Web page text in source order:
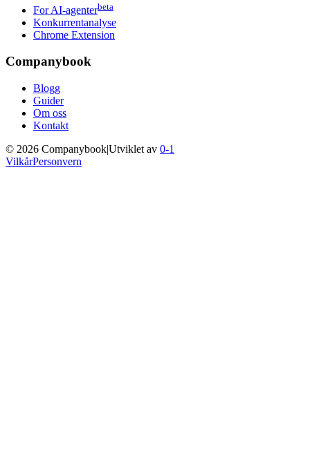
For AI-agenterbeta
Konkurrentanalyse
Chrome Extension
Companybook
Blogg
Guider
Om oss
Kontakt
© 2026 Companybook|Utviklet av 0-1
VilkårPersonvern